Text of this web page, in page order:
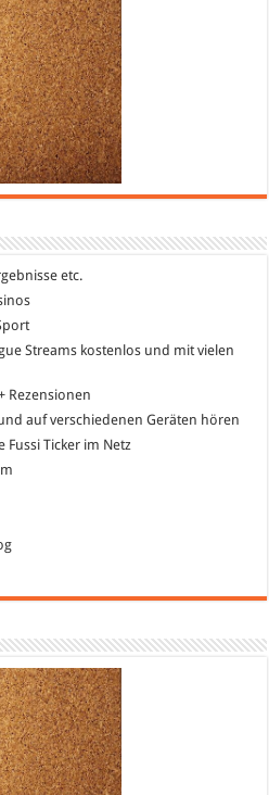
etc.
Streams kostenlos und mit vielen
Rezensionen
auf verschiedenen Geräten hören
Fussi Ticker im Netz